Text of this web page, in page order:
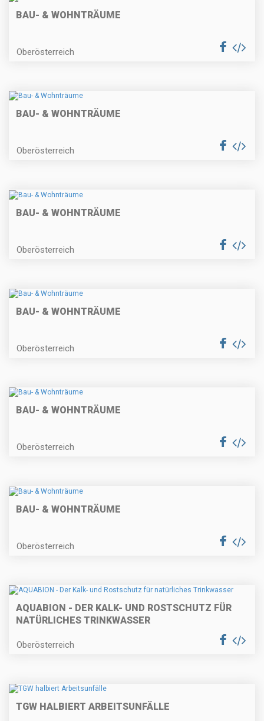
BAU- & WOHNTRÄUME
Oberösterreich
BAU- & WOHNTRÄUME
Oberösterreich
BAU- & WOHNTRÄUME
Oberösterreich
BAU- & WOHNTRÄUME
Oberösterreich
BAU- & WOHNTRÄUME
Oberösterreich
BAU- & WOHNTRÄUME
Oberösterreich
AQUABION - DER KALK- UND ROSTSCHUTZ FÜR
NATÜRLICHES TRINKWASSER
Oberösterreich
TGW HALBIERT ARBEITSUNFÄLLE